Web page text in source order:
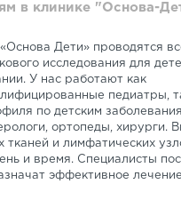
в клинике "Основа-
Дети» проводятся
исследования для
У нас работают как
педиатры,
по детским
ортопеды, хирурги.
тканей и лимфатических
и время. Специалисты
эффективное